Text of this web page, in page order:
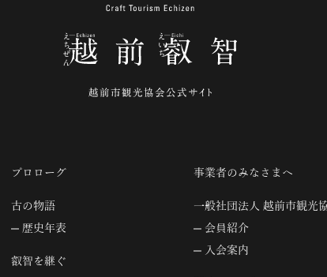
プロローグ
古の物語
歴史年表
叡智を継ぐ
事業者のみなさまへ
一般社団法人 越前市観光
会員紹介
入会案内